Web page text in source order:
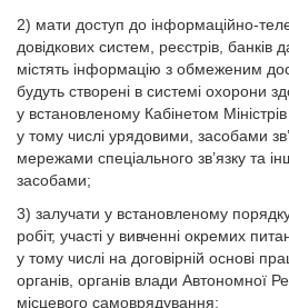
2) мати доступ до інформаційно-
довідкових систем, реєстрів, банків
містять інформацію з обмеженим
будуть створені в системі охорони
у встановленому Кабінетом
у тому числі урядовими, засобами
мережами спеціального зв’язку та
засобами;
3) залучати у встановленому
робіт, участі у вивченні окремих
у тому числі на договірній основі
органів, органів влади Автономної
місцевого самоврядування;